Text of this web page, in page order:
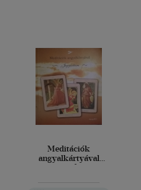
Meditációk
angyalkártyával
jegyzetfüzet